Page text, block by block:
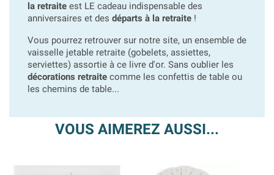
la retraite est LE cadeau indispensable des
anniversaires et des départs à la retraite !
Vous pourrez retrouver sur notre site, un ensemble de
vaisselle jetable retraite (gobelets, assiettes,
serviettes) assortie à ce livre d'or. Sans oublier les
décorations retraite comme les confettis de table ou
les chemins de table...
VOUS AIMEREZ AUSSI...